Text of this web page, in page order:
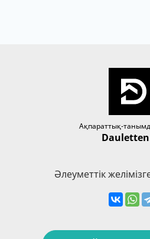
Ақпараттық-
Әлеуметтік